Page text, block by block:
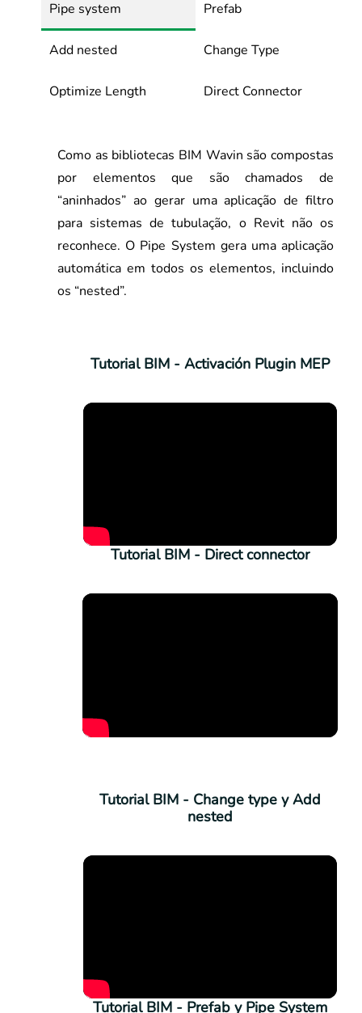
Pipe system Prefab
Add nested Change Type
Optimize Length Direct Connector
Como as bibliotecas BIM Wavin são compostas
por elementos que são chamados de
“aninhados” ao gerar uma aplicação de filtro
para sistemas de tubulação, o Revit não os
reconhece. O Pipe System gera uma aplicação
automática em todos os elementos, incluindo
os “nested”.
Tutorial BIM - Activación Plugin MEP
Tutorial BIM - Direct connector
Tutorial BIM - Change type y Add
nested
Tutorial BIM - Prefab y Pipe System